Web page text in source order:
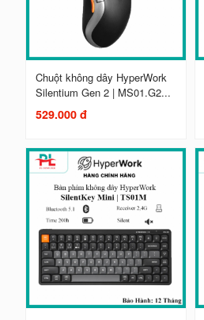
Chuột không dây HyperWork
Silentium Gen 2 | MS01.G2...
529.000 đ